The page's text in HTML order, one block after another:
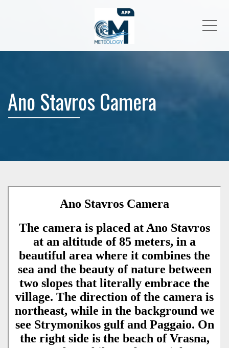
Ano Stavros Camera